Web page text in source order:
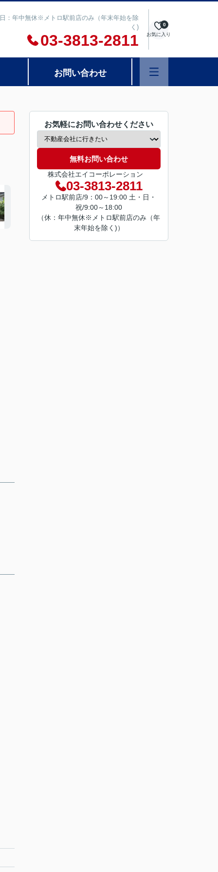
：年中無休※メトロ駅前店のみ（年末年始を除
く)
03-3813-2811 お気に入り
0
お問い合わせ
お気軽にお問い合わせください
無料お問い合わせ
株式会社エイコーポレーション
03-3813-2811
メトロ駅前店/9：00～19:00 土・日・
祝/9:00～18:00
（休：年中無休※メトロ駅前店のみ（年
末年始を除く)）